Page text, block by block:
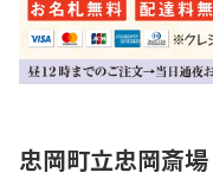
忠岡町立忠岡斎場